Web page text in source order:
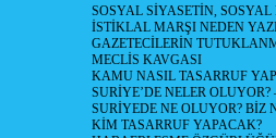
SOSYAL SİYASETİN,
İSTİKLAL MARŞI NEDEN
GAZETECİLERİN
MECLİS KAVGASI
KAMU NASIL TASARRUF
SURİYE’DE NELER OLUYOR?
SURİYEDE NE OLUYOR? BİZ
KİM TASARRUF YAPACAK?